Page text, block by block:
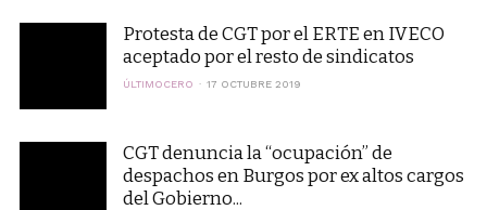
Protesta de CGT por el ERTE en IVECO
aceptado por el resto de sindicatos
ÚLTIMOCERO 17 OCTUBRE 2019
CGT denuncia la “ocupación” de
despachos en Burgos por ex altos cargos
del Gobierno...